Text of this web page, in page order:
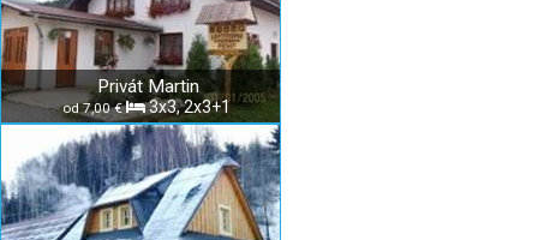
Privát Martin
od 7,00 € 3x3, 2x3+1